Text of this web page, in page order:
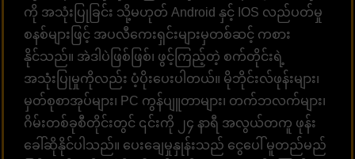
ကို အသုံးပြုခြင်း သို့မဟုတ် Android နှင့် IOS လည်ပတ်မှု
စနစ်များဖြင့် အပလီကေးရှင်းများမှတစ်ဆင့် ကစား
နိုင်သည်။ အဲဒါပဲဖြစ်ဖြစ်၊ ဖွင့်ကြည့်တဲ့ စက်တိုင်းရဲ့
အသုံးပြုမှုကိုလည်း ပံ့ပိုးပေးပါတယ်။ မိုဘိုင်းလ်ဖုန်းများ၊
မှတ်စုစာအုပ်များ၊ PC ကွန်ပျူတာများ၊ တက်ဘလက်များ၊
ဂိမ်းတစ်ခုစီတိုင်းတွင် ၎င်းကို ၂၄ နာရီ အလွယ်တကူ ဖုန်း
ခေါ်ဆိုနိုင်ပါသည်။ ပေးချေမှုနှုန်းသည် ငွေပေါ် မူတည်မည်